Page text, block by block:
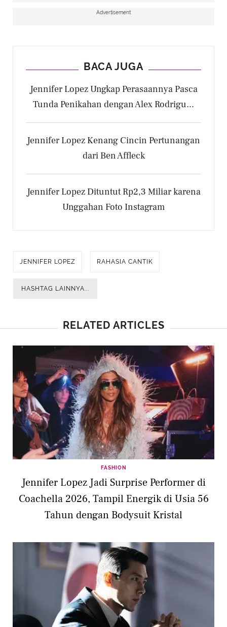
Advertisement
BACA JUGA
Jennifer Lopez Ungkap Perasaannya Pasca
Tunda Penikahan dengan Alex Rodrigu...
Jennifer Lopez Kenang Cincin Pertunangan
dari Ben Affleck
Jennifer Lopez Dituntut Rp2,3 Miliar karena
Unggahan Foto Instagram
JENNIFER LOPEZ RAHASIA CANTIK
HASHTAG LAINNYA...
RELATED ARTICLES
FASHION
Jennifer Lopez Jadi Surprise Performer di
Coachella 2026, Tampil Energik di Usia 56
Tahun dengan Bodysuit Kristal